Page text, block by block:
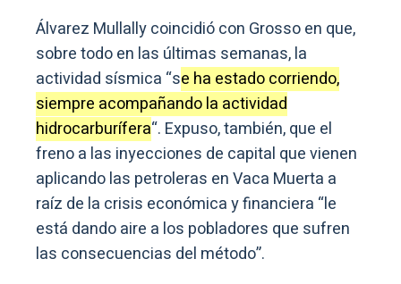
Álvarez Mullally coincidió con Grosso en que,
sobre todo en las últimas semanas, la
actividad sísmica “se ha estado corriendo,
siempre acompañando la actividad
hidrocarburífera“. Expuso, también, que el
freno a las inyecciones de capital que vienen
aplicando las petroleras en Vaca Muerta a
raíz de la crisis económica y financiera “le
está dando aire a los pobladores que sufren
las consecuencias del método”.